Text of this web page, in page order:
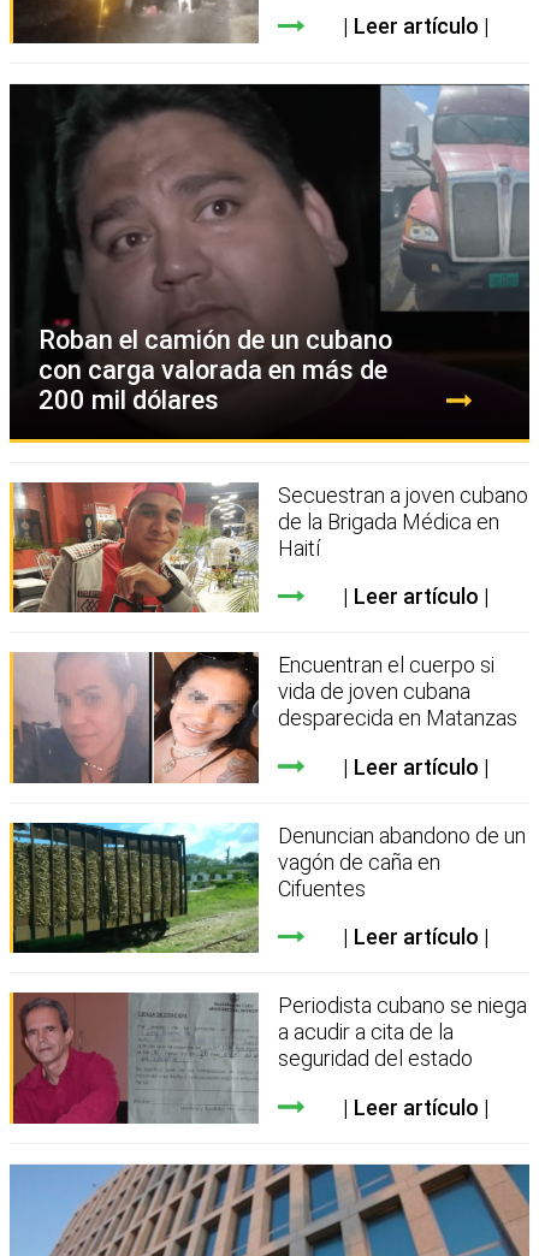
Leer artículo
Roban el camión de un cubano
con carga valorada en más de
200 mil dólares
Secuestran a joven cubano
de la Brigada Médica en
Haití
Leer artículo
Encuentran el cuerpo si
vida de joven cubana
desparecida en Matanzas
Leer artículo
Denuncian abandono de un
vagón de caña en
Cifuentes
Leer artículo
Periodista cubano se niega
a acudir a cita de la
seguridad del estado
Leer artículo